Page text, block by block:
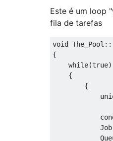
Este é um loop
fila de tarefas
void The_Pool ::
{
while(true)
{
{
Job